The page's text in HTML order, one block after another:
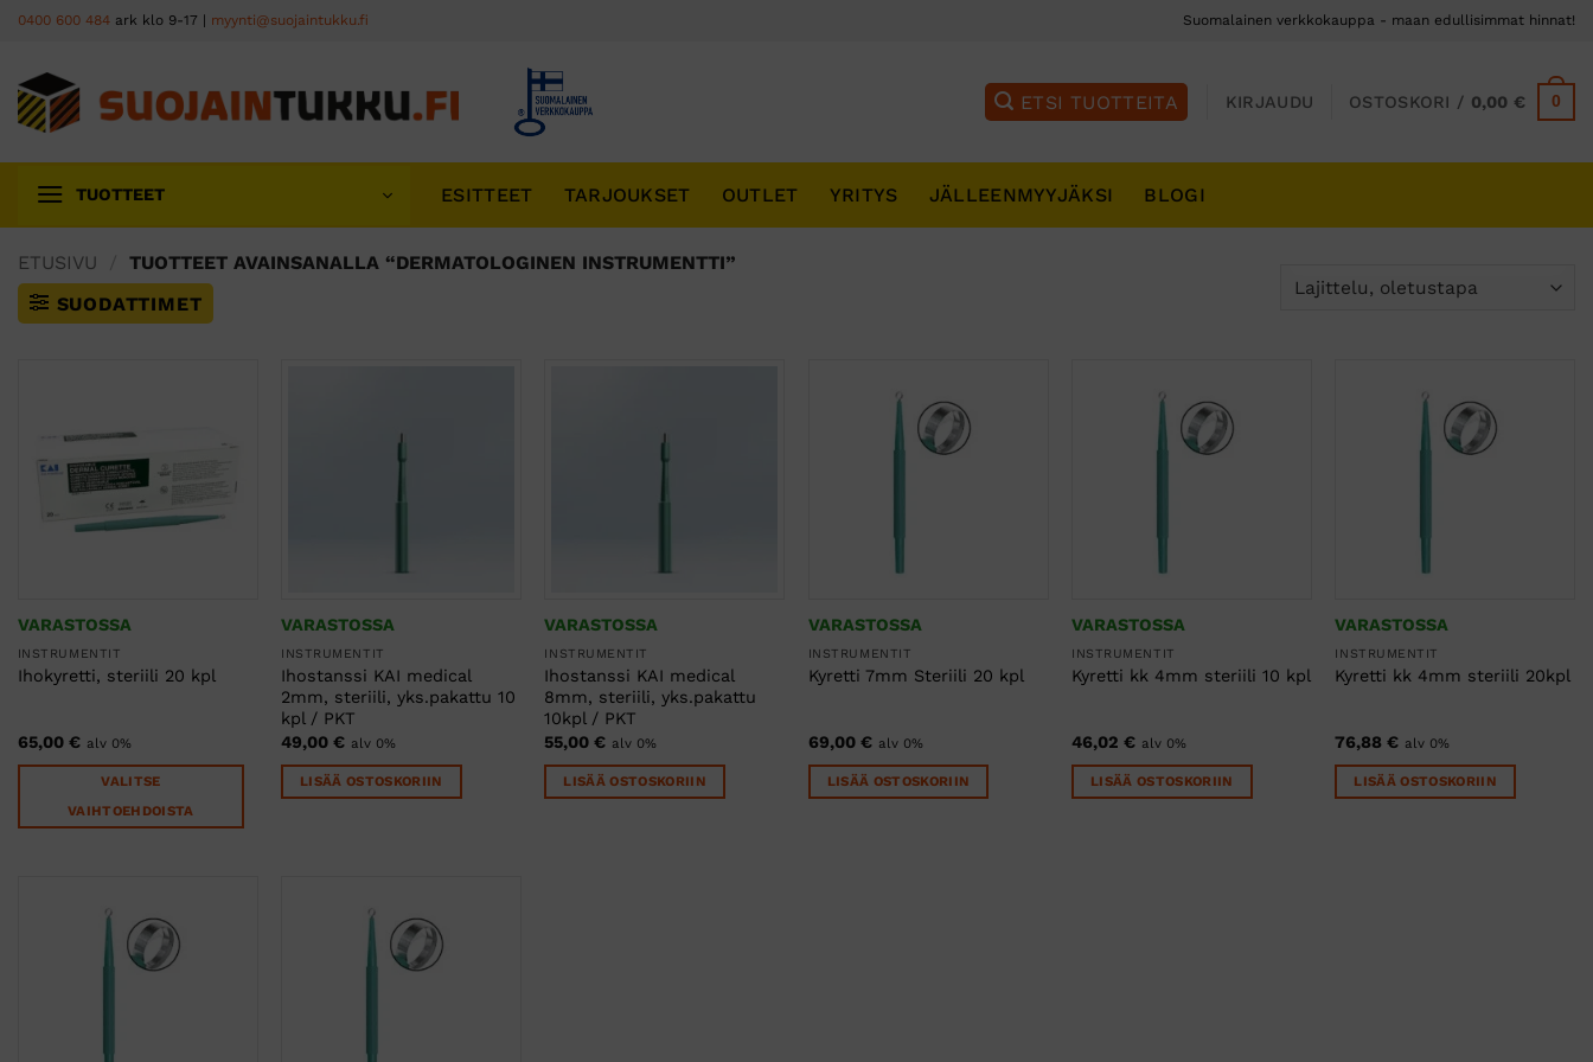
Skip
content
0400 600 484 ark klo 9-17 | myynti@suojaintukku.fi Suomalainen verkkokauppa - maan edullisimmat hinnat!
KIRJAUDU OSTOSKORI / 0,00€ 0
TUOTTEET ESITTEET TARJOUKSET OUTLET YRITYS JÄLLEENMYYJÄKSI BLOGI
ETUSIVU
TUOTTEET AVAINSANALLA “DERMATOLOGINEN INSTRUMENTTI”
SUODATTIMET
VARASTOSSA
INSTRUMENTIT
Ihokyretti, steriili 20 kpl
65,00 € alv 0%
VALITSE
VAIHTOEHDOISTA
muunnelma.
VARASTOSSA
INSTRUMENTIT
Ihostanssi KAI medical
2mm, steriili, yks.pakattu 10
kpl / PKT
49,00€ alv 0%
LISÄÄ OSTOSKORIIN
VARASTOSSA
INSTRUMENTIT
Ihostanssi KAI medical
8mm, steriili, yks.pakattu
10kpl / PKT
55,00€ alv 0%
LISÄÄ OSTOSKORIIN
VARASTOSSA
INSTRUMENTIT
Kyretti 7mm Steriili 20 kpl
69,00 € alv 0%
LISÄÄ OSTOSKORIIN
VARASTOSSA
INSTRUMENTIT
Kyretti kk 4mm steriili 10 kpl
46,02€ alv 0%
LISÄÄ OSTOSKORIIN
VARASTOSSA
INSTRUMENTIT
Kyretti kk 4mm steriili 20kpl
76,88€ alv 0%
LISÄÄ OSTOSKORIIN